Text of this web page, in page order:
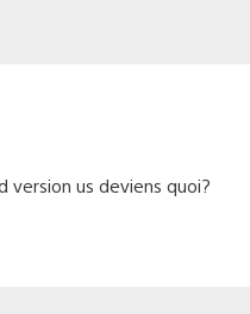
version us deviens quoi?